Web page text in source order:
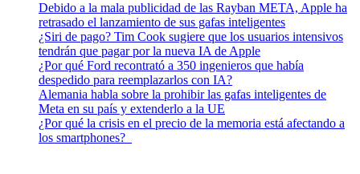
Debido a la mala publicidad de las Rayban META, Apple ha
retrasado el lanzamiento de sus gafas inteligentes
¿Siri de pago? Tim Cook sugiere que los usuarios intensivos
tendrán que pagar por la nueva IA de Apple
¿Por qué Ford recontrató a 350 ingenieros que había
despedido para reemplazarlos con IA?
Alemania habla sobre la prohibir las gafas inteligentes de
Meta en su país y extenderlo a la UE
¿Por qué la crisis en el precio de la memoria está afectando a
los smartphones?